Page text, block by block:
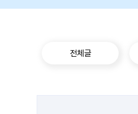
전체글